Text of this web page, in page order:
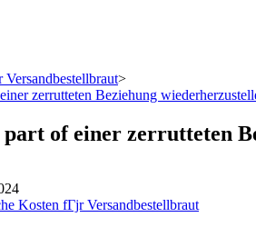
>
zerrutteten Beziehung
part of einer zerrutteten
Kosten fГјr Versandbestellbraut